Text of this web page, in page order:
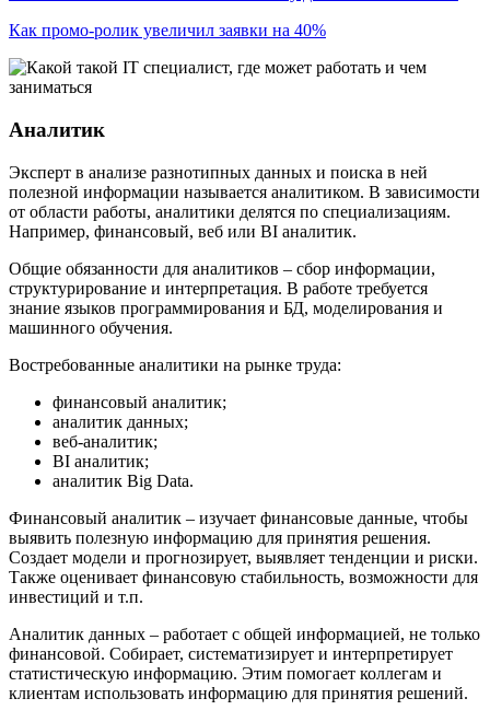
Как промо-ролик увеличил заявки на 40%
Аналитик
Эксперт в анализе разнотипных данных и поиска в ней
полезной информации называется аналитиком. В зависимости
от области работы, аналитики делятся по специализациям.
Например, финансовый, веб или BI аналитик.
Общие обязанности для аналитиков – сбор информации,
структурирование и интерпретация. В работе требуется
знание языков программирования и БД, моделирования и
машинного обучения.
Востребованные аналитики на рынке труда:
финансовый аналитик;
аналитик данных;
веб-аналитик;
BI аналитик;
аналитик Big Data.
Финансовый аналитик – изучает финансовые данные, чтобы
выявить полезную информацию для принятия решения.
Создает модели и прогнозирует, выявляет тенденции и риски.
Также оценивает финансовую стабильность, возможности для
инвестиций и т.п.
Аналитик данных – работает с общей информацией, не только
финансовой. Собирает, систематизирует и интерпретирует
статистическую информацию. Этим помогает коллегам и
клиентам использовать информацию для принятия решений.